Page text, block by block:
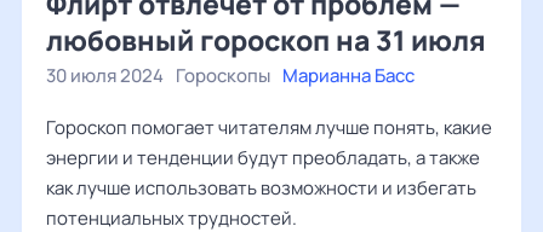
любовный гороскоп на 31 июля
30 июля 2024 Гороскопы Марианна Басс
Гороскоп помогает читателям лучше понять, какие
энергии и тенденции будут преобладать, а также
как лучше использовать возможности и избегать
потенциальных трудностей.